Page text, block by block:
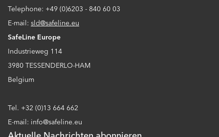
Telephone: +49 (0)6203 - 840 60 03
E-mail: sld@safeline.eu
SafeLine Europe
Industrieweg 114
3980 TESSENDERLO-HAM
Belgium
Tel. +32 (0)13 664 662
E-mail: info@safeline.eu